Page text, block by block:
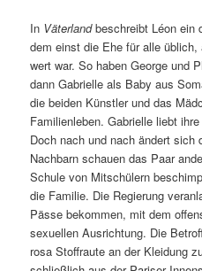
In Väterlandbeschreibt Léon ein
dem einst die Ehe für alle
wert war. So haben George und
dann Gabrielle als Baby aus
die beiden Künstler und das
Familienleben. Gabrielle liebt
Doch nach und nach ändert sich
Nachbarn schauen das Paar
Schule von Mitschülern
die Familie. Die Regierung
Pässe bekommen, mit dem
sexuellen Ausrichtung. Die
rosa Stoffraute an der Kleidung